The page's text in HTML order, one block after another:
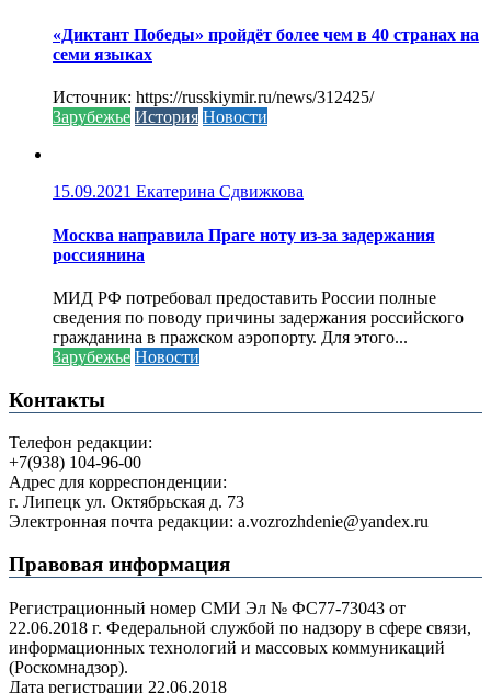
«Диктант Победы» пройдёт более чем в 40 странах на
семи языках
Источник: https://russkiymir.ru/news/312425/
Зарубежье История Новости
15.09.2021 Екатерина Сдвижкова
Москва направила Праге ноту из-за задержания
россиянина
МИД РФ потребовал предоставить России полные
сведения по поводу причины задержания российского
гражданина в пражском аэропорту. Для этого...
Зарубежье Новости
Контакты
Телефон редакции:
+7(938) 104-96-00
Адрес для корреспонденции:
г. Липецк ул. Октябрьская д. 73
Электронная почта редакции: a.vozrozhdenie@yandex.ru
Правовая информация
Регистрационный номер СМИ Эл № ФС77-73043 от
22.06.2018 г. Федеральной службой по надзору в сфере связи,
информационных технологий и массовых коммуникаций
(Роскомнадзор).
Дата регистрации 22.06.2018